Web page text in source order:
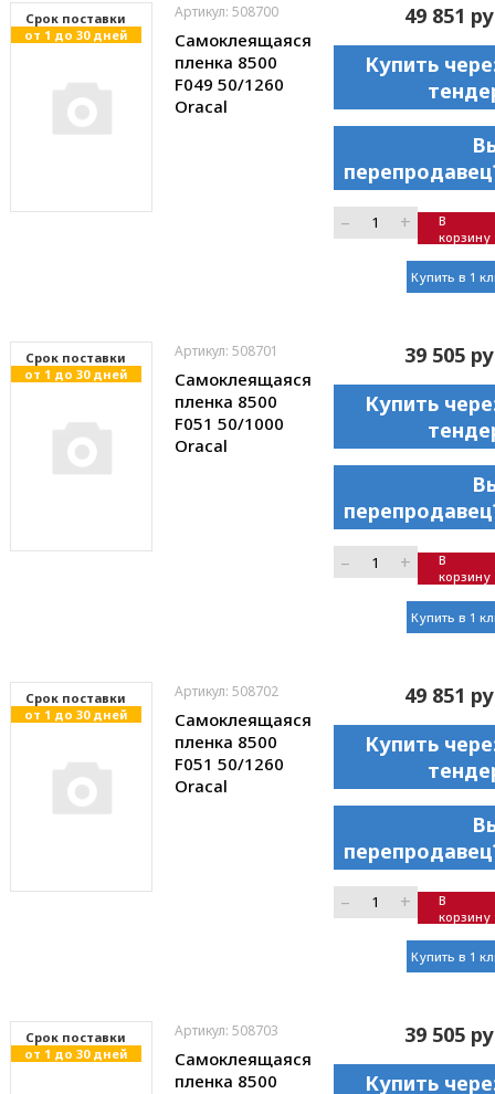
Cрок поставки
от 1 до 30 дней
Артикул: 508700
Самоклеящаяся
пленка 8500
F049 50/1260
Oracal
49 851
Купить
– +
В
корзину
Купить в 1
Cрок поставки
от 1 до 30 дней
Артикул: 508701
Самоклеящаяся
пленка 8500
F051 50/1000
Oracal
39 505
Купить
– +
В
корзину
Купить в 1
Cрок поставки
от 1 до 30 дней
Артикул: 508702
Самоклеящаяся
пленка 8500
F051 50/1260
Oracal
49 851
Купить
– +
В
корзину
Купить в 1
Cрок поставки
от 1 до 30 дней
Артикул: 508703
Самоклеящаяся
пленка 8500
39 505
Купить